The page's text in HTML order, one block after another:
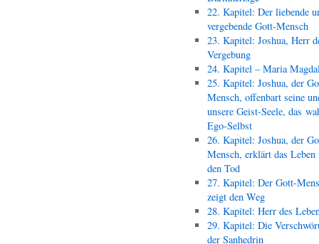
22. Kapitel: Der liebende
vergebende Gott-Mensch
23. Kapitel: Joshua, Herr
Vergebung
24. Kapitel – Maria
25. Kapitel: Joshua, der
Mensch, offenbart seine
unsere Geist-Seele, das
Ego-Selbst
26. Kapitel: Joshua, der
Mensch, erklärt das Leben
den Tod
27. Kapitel: Der Gott-
zeigt den Weg
28. Kapitel: Herr des
29. Kapitel: Die
der Sanhedrin